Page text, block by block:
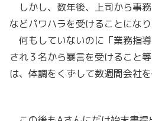
しかし、数年後、上司から事
などパワハラを受けることになり
何もしていないのに「業務指
され３名から暴言を受けること
は、体調をくずして数週間会社を